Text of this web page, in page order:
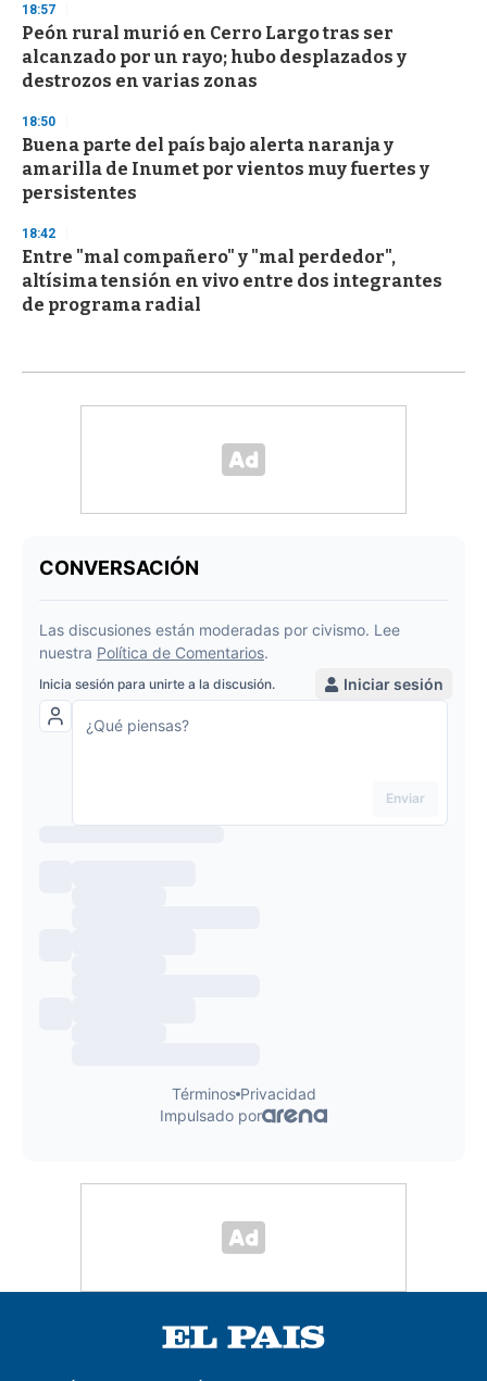
18:57
Peón rural murió en Cerro Largo tras ser
alcanzado por un rayo; hubo desplazados y
destrozos en varias zonas
18:50
Buena parte del país bajo alerta naranja y
amarilla de Inumet por vientos muy fuertes y
persistentes
18:42
Entre "mal compañero" y "mal perdedor",
altísima tensión en vivo entre dos integrantes
de programa radial